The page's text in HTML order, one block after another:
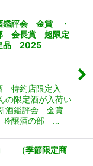
鑑評会 金賞 ・
会長賞 超限定
品 2025
特約店限定入
限定酒が入荷い
酒鑑評会 金賞
酒の部 …
（季節限定商